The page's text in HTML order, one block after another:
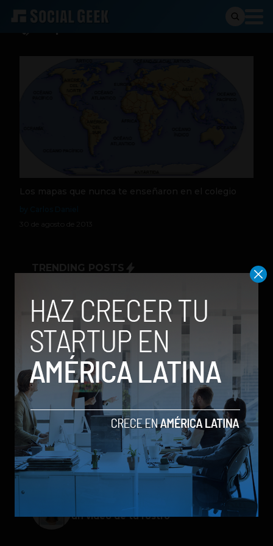
Los mapas que nunca te enseñaron en el colegio
30 de agosto de 2013
TRENDING POSTS
con modelos enfocados en IA
generativa de imágenes
Spotify extiende las cuentas
gestionadas para menores a su plan
gratuito en seis países
ChatGPT Work: el nuevo asistente
de OpenAI que promete mejorar la
productividad laboral
Galaxy Z Flip8: el plegable compacto
de Samsung se renueva con más
pantalla, mejor cámara e IA
Google permitirá iniciar sesión con
un video de tu rostro